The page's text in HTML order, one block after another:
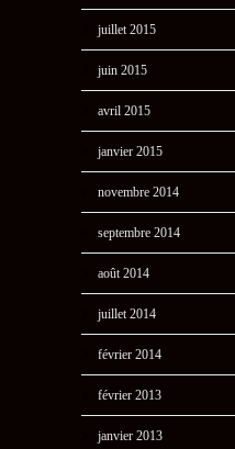
juillet 2015
juin 2015
avril 2015
janvier 2015
novembre 2014
septembre 2014
août 2014
juillet 2014
février 2014
février 2013
janvier 2013